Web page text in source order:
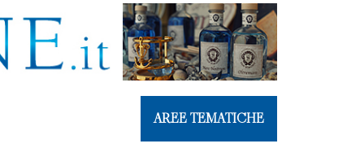
AREE TEMATICHE